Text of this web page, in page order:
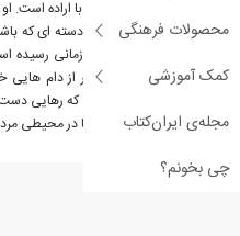
محصولات فرهنگی
کمک آموزشی
مجله‌ی ایران‌کتاب
چی بخونم؟
آئورلیا، زنی مستقل و با اراده
گونه فشاری، از هر گروه و دسته ای که
در اولویت است و اکنون زمانی رسیده
می شود. آئورایا برای گذر از دام
کوشد، اما به نظر می رسد که رهایی
جزء لاینفک مبارزه ی آئوریا در محیطی